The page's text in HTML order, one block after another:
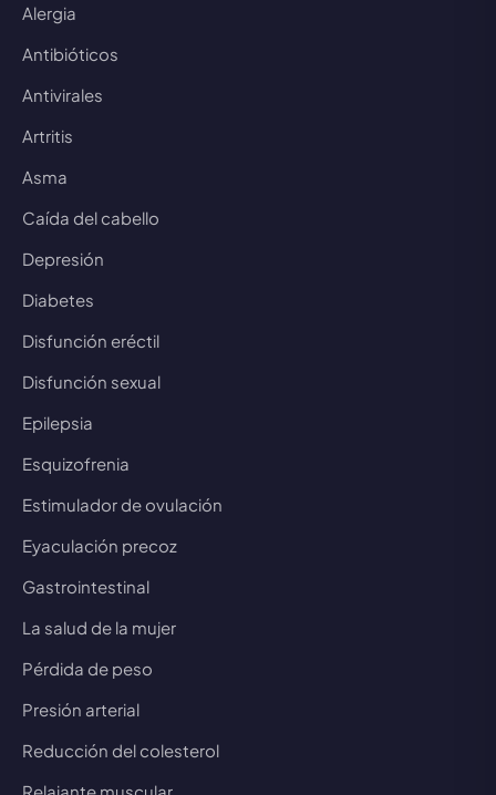
Alergia
Antibióticos
Antivirales
Artritis
Asma
Caída del cabello
Depresión
Diabetes
Disfunción eréctil
Disfunción sexual
Epilepsia
Esquizofrenia
Estimulador de ovulación
Eyaculación precoz
Gastrointestinal
La salud de la mujer
Pérdida de peso
Presión arterial
Reducción del colesterol
Relajante muscular